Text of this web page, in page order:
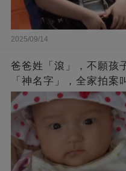
2025/09/14
爸爸姓「滾」，不願孩
「神名字」，全家拍